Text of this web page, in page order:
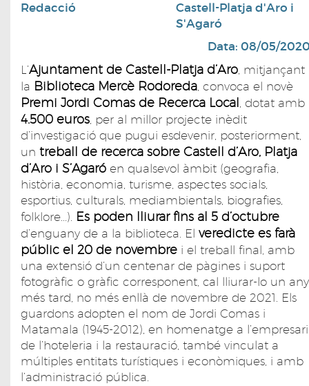
Redacció
Castell-Platja d'Aro i
S'Agaró
Data: 08/05/
L’Ajuntament de Castell-Platja d’Aro, mitjançant
la Biblioteca Mercè Rodoreda, convoca el novè
Premi Jordi Comas de Recerca Local , dotat amb
4.500 euros, per al millor projecte inèdit
d’investigació que pugui esdevenir, posteriorment,
un treball de recerca sobre Castell d’Aro, Platja
d’Aro i S’Agaró en qualsevol àmbit (geografia,
història, economia, turisme, aspectes socials,
esportius, culturals, mediambientals, biografies,
folklore...). Es poden lliurar fins al 5 d’octubre
d’enguany de a la biblioteca. El veredicte es farà
públic el 20 de novembre i el treball final, amb
una extensió d’un centenar de pàgines i suport
fotogràfic o gràfic corresponent, cal lliurar-lo un any
més tard, no més enllà de novembre de 2021. Els
guardons adopten el nom de Jordi Comas i
Matamala (1945-2012), en homenatge a l’empresari
de l’hoteleria i la restauració, també vinculat a
múltiples entitats turístiques i econòmiques, i amb
l’administració pública.